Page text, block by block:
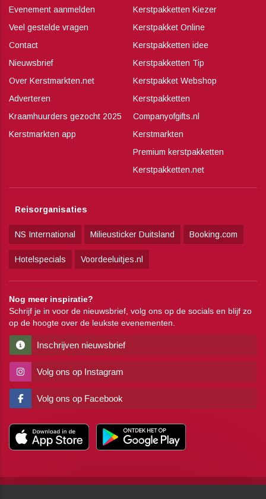
Evenement aanmelden
Veel gestelde vragen
Contact
Nieuwsbrief
Over Kerstmarkten.net
Adverteren
Kraamhuurders gezocht 2025
Kerstmarkten app
Kerstpakketten Kiezer
Kerstpakket Online
Kerstpakketten idee
Kerstpakketten Tip
Kerstpakket Webshop
Kerstpakketten
Companyofgifts.nl
Kerstmarkten
Premium kerstpakketten
Kerstpakketten.net
Reisorganisaties
NS International Milieusticker Duitsland Booking.com
Hotelspecials Voordeeluitjes.nl
Nog meer inspiratie?
Schrijf je in voor de nieuwsbrief, volg ons op de socials en blijf zo
op de hoogte over de leukste evenementen.
Inschrijven nieuwsbrief
Volg ons op Instagram
Volg ons op Facebook